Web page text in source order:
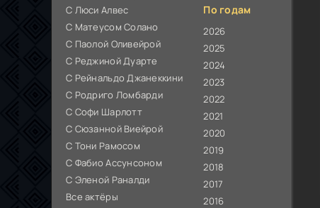
С Люси Алвес
С Матеусом Солано
С Паолой Оливейрой
С Реджиной Дуарте
С Рейнальдо Джанеккини
С Родриго Ломбарди
С Софи Шарлотт
С Сюзанной Виейрой
С Тони Рамосом
С Фабио Ассунсоном
С Эленой Раналди
Все актёры
По годам
2026
2025
2024
2023
2022
2021
2020
2019
2018
2017
2016